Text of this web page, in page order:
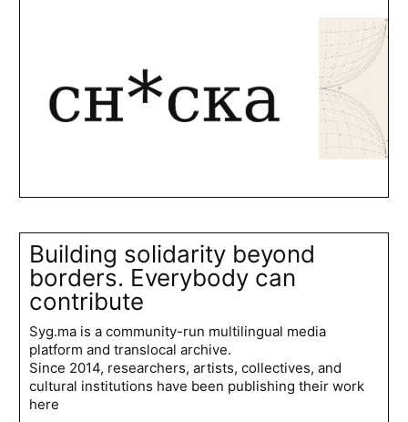
Building solidarity beyond
borders. Everybody can
contribute
Syg.ma is a community-run multilingual media
platform and translocal archive.
Since 2014, researchers, artists, collectives, and
cultural institutions have been publishing their work
here